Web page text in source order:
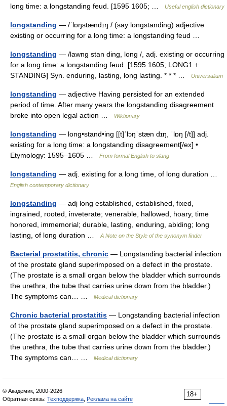
long time: a longstanding feud. [1595 1605; …
Useful english dictionary
longstanding — /ˈlɒŋstændɪŋ / (say longstanding) adjective
existing or occurring for a long time: a longstanding feud …
longstanding — /lawng stan ding, long /, adj. existing or occurring
for a long time: a longstanding feud. [1595 1605; LONG1 +
STANDING] Syn. enduring, lasting, long lasting. * * * …
Universalium
longstanding — adjective Having persisted for an extended
period of time. After many years the longstanding disagreement
broke into open legal action …
Wiktionary
longstanding — long•stand•ing [[t]ˈlɔŋˈstæn dɪŋ, ˈlɒŋ [/t]] adj.
existing for a long time: a longstanding disagreement[/ex] •
Etymology: 1595–1605 …
From formal English to slang
longstanding — adj. existing for a long time, of long duration …
English contemporary dictionary
longstanding — adj long established, established, fixed,
ingrained, rooted, inveterate; venerable, hallowed, hoary, time
honored, immemorial; durable, lasting, enduring, abiding; long
lasting, of long duration …
A Note on the Style of the synonym finder
Bacterial prostatitis, chronic — Longstanding bacterial infection
of the prostate gland superimposed on a defect in the prostate.
(The prostate is a small organ below the bladder which surrounds
the urethra, the tube that carries urine down from the bladder.)
The symptoms can… …
Medical dictionary
Chronic bacterial prostatitis — Longstanding bacterial infection
of the prostate gland superimposed on a defect in the prostate.
(The prostate is a small organ below the bladder which surrounds
the urethra, the tube that carries urine down from the bladder.)
The symptoms can… …
Medical dictionary
18+
© Академик, 2000-2026
Обратная связь: Техподдержка Реклама на сайте